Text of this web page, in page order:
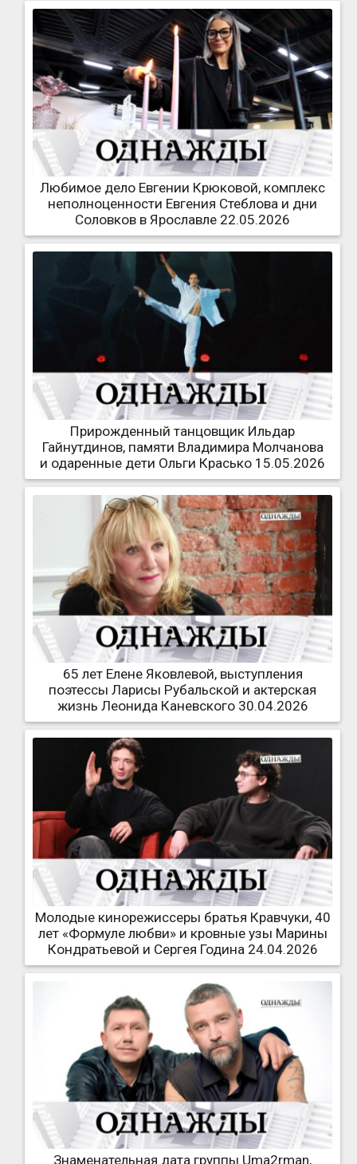
Любимое дело Евгении Крюковой, комплекс
неполноценности Евгения Стеблова и дни
Соловков в Ярославле 22.05.2026
Прирожденный танцовщик Ильдар
Гайнутдинов, памяти Владимира Молчанова
и одаренные дети Ольги Красько 15.05.2026
65 лет Елене Яковлевой, выступления
поэтессы Ларисы Рубальской и актерская
жизнь Леонида Каневского 30.04.2026
Молодые кинорежиссеры братья Кравчуки, 40
лет «Формуле любви» и кровные узы Марины
Кондратьевой и Сергея Година 24.04.2026
Знаменательная дата группы Uma2rman,